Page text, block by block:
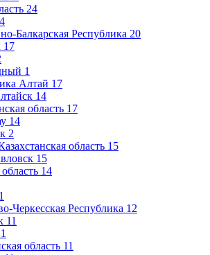
24
Балкарская Республика 20
17
1
Алтай 17
14
область 17
14
2
область 15
15
14
1
Черкесская Республика 12
11
1
область 11